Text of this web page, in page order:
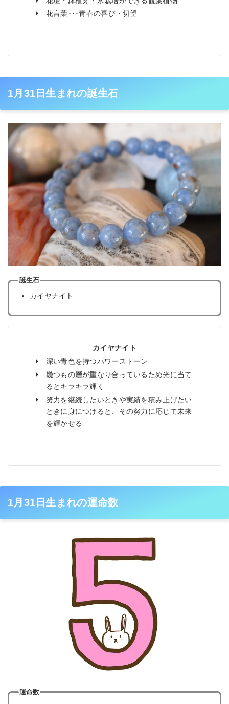
花言葉･･･青春の喜び・切望
1月31日生まれの誕生石
誕生石
カイヤナイト
カイヤナイト
深い青色を持つパワーストーン
幾つもの層が重なり合っているため光に当て
るとキラキラ輝く
努力を継続したいときや実績を積み上げたい
ときに身につけると、その努力に応じて未来
を輝かせる
1月31日生まれの運命数
運命数